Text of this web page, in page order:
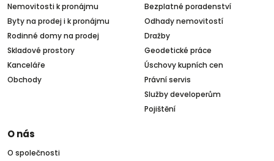
Nemovitosti k pronájmu
Byty na prodej i k pronájmu
Rodinné domy na prodej
Skladové prostory
Kanceláře
Obchody
Bezplatné poradenství
Odhady nemovitostí
Dražby
Geodetické práce
Úschovy kupních cen
Právní servis
Služby developerům
Pojištění
O nás
O společnosti